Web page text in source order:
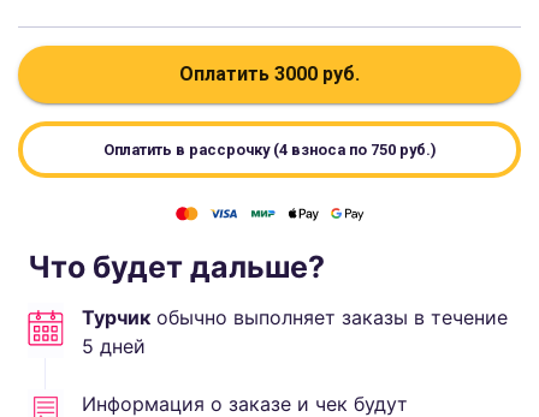
Оплатить 3000 руб.
Оплатить в рассрочку (4 взноса по 750руб.)
Что будет дальше?
Турчик обычно выполняет заказы в течение
5 дней
Информация о заказе и чек будут